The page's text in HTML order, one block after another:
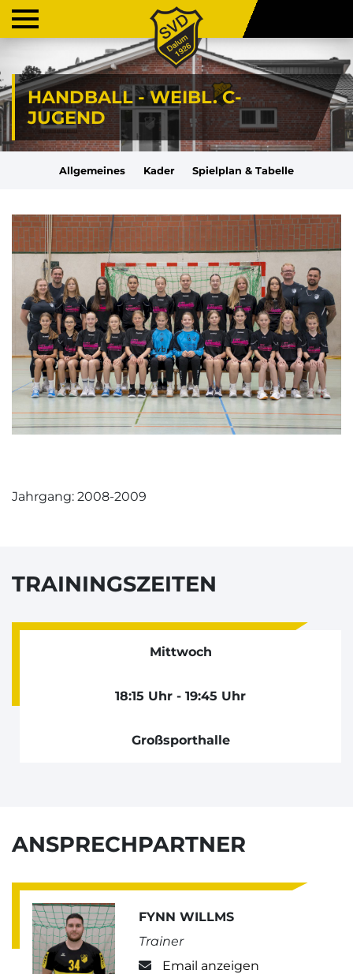
HANDBALL - WEIBL. C-
JUGEND
Allgemeines Kader Spielplan & Tabelle
Jahrgang: 2008-2009
TRAININGSZEITEN
Mittwoch
18:15 Uhr - 19:45 Uhr
Großsporthalle
ANSPRECHPARTNER
FYNN WILLMS
Trainer
Email anzeigen